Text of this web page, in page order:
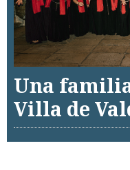
Una
Villa de